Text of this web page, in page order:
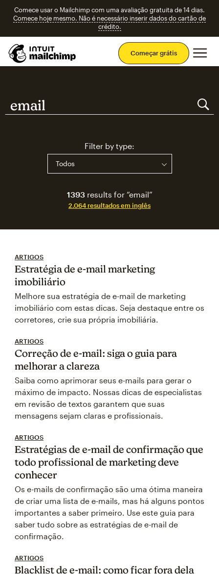
Comece usar o Mailchimp com uma avaliação gratuita de 14 dias.
Comece hoje mesmo. Não é necessário inserir dados do cartão de
crédito.
Começar grátis
Pesquisar Mailchimp
Pesquisar Mailchimp
Filter by type:
1393 results for “email”
2.064 resultados em inglês
ARTIGOS
Estratégia de e-mail marketing
imobiliário
Melhore sua estratégia de e-mail de marketing
imobiliário com estas dicas. Seja destaque entre os
corretores, crie sua própria imobiliária.
ARTIGOS
Correção de e-mail: siga o guia para
melhorar a clareza
Saiba como aprimorar seus e-mails para gerar o
máximo de impacto. Nossas dicas de especialistas
em revisão de textos garantem que suas
mensagens sejam claras e profissionais.
ARTIGOS
Estratégias de e-mail de confirmação que
todo profissional de marketing deve
conhecer
Os e-mails de confirmação são uma ótima maneira
de criar uma lista de e-mails, mas há alguns pontos
importantes a saber primeiro. Use este guia para
saber tudo sobre as estratégias de e-mail de
confirmação.
ARTIGOS
Blacklist de e-mail: como ficar fora dela